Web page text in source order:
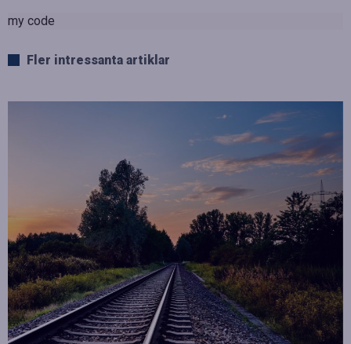
my code
Fler intressanta artiklar